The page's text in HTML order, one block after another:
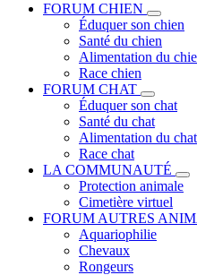
FORUM CHIEN
Éduquer son chien
Santé du chien
Alimentation du
Race chien
FORUM CHAT
Éduquer son chat
Santé du chat
Alimentation du chat
Race chat
LA COMMUNAUTÉ
Protection animale
Cimetière virtuel
FORUM AUTRES
Aquariophilie
Chevaux
Rongeurs